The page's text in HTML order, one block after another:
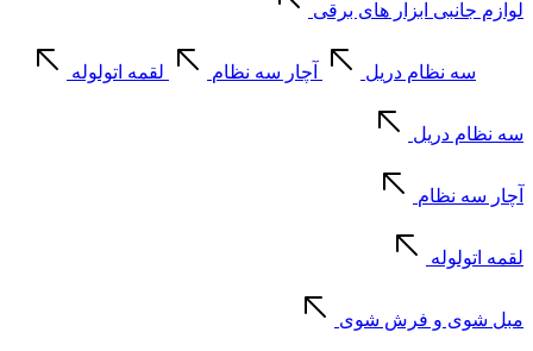
لوازم جانبی ابزار های برقی
سه نظام دریل آچار سه نظام لقمه اتولوله
سه نظام دریل
آچار سه نظام
لقمه اتولوله
مبل شوی و فرش شوی